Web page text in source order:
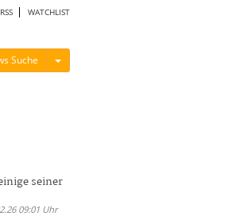
RSS WATCHLIST
Suche Menü ein-/ausblenden
seiner
09:01 Uhr